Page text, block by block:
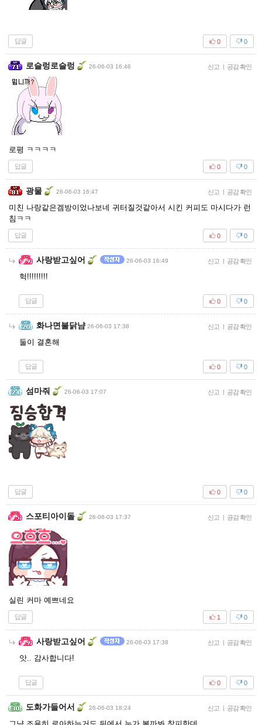
답글 0
0
로슬렁로슬렁 26-06-03 16:46 신고 | 공감 확인
로평 ㅋㅋㅋㅋ
답글 0
0
광물 26-06-03 16:47 신고 | 공감 확인
미친 나랑같은겜방이었나보네 귀터질것같아서 시킨 커피도 마시다가 런
침ㅋㅋ
답글 0
0
사랑받고싶어 26-06-03 16:49 신고 | 공감 확인
헉!!!!!!!!!
답글 0
0
화나면불닭냠 26-06-03 17:38 신고 | 공감 확인
둘이 결혼해
답글 0
0
섬마줘 26-06-03 17:07 신고 | 공감 확인
답글 0
0
스포티아이돌 26-06-03 17:37 신고 | 공감 확인
실린 커마 예쁘네요
답글 0
1
사랑받고싶어 26-06-03 17:38 신고 | 공감 확인
앗.. 감사합니다!
답글 0
0
도화가들어서 26-06-03 18:24 신고 | 공감 확인